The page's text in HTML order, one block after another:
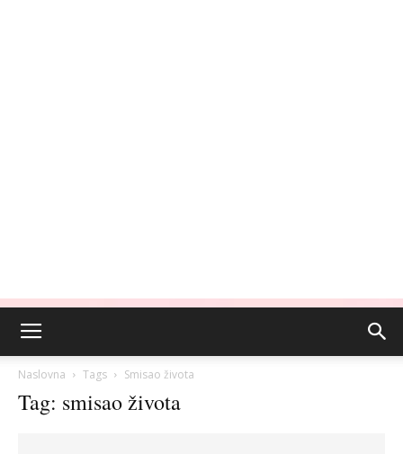
Naslovna Tags Smisao života
Tag: smisao života